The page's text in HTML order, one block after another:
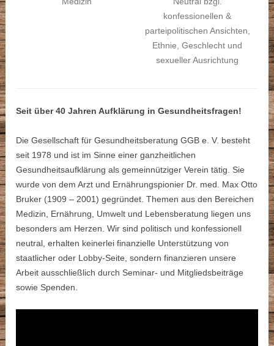
konfessionellen &
parteipolitischen Ansichten,
Ethnie, Geschlecht und
sexueller Ausrichtung
Seit über 40 Jahren Aufklärung in Gesundheitsfragen!
Die Gesellschaft für Gesundheitsberatung GGB e. V. besteht
seit 1978 und ist im Sinne einer ganzheitlichen
Gesundheitsaufklärung als gemeinnütziger Verein tätig. Sie
wurde von dem Arzt und Ernährungspionier Dr. med. Max Otto
Bruker (1909 – 2001) gegründet. Themen aus den Bereichen
Medizin, Ernährung, Umwelt und Lebensberatung liegen uns
besonders am Herzen. Wir sind politisch und konfessionell
neutral, erhalten keinerlei finanzielle Unterstützung von
staatlicher oder Lobby-Seite, sondern finanzieren unsere
Arbeit ausschließlich durch Seminar- und Mitgliedsbeiträge
sowie Spenden.